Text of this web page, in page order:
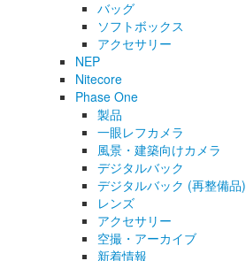
バッグ
ソフトボックス
アクセサリー
NEP
Nitecore
Phase One
製品
一眼レフカメラ
風景・建築向けカメラ
デジタルバック
デジタルバック (再整備品)
レンズ
アクセサリー
空撮・アーカイブ
新着情報